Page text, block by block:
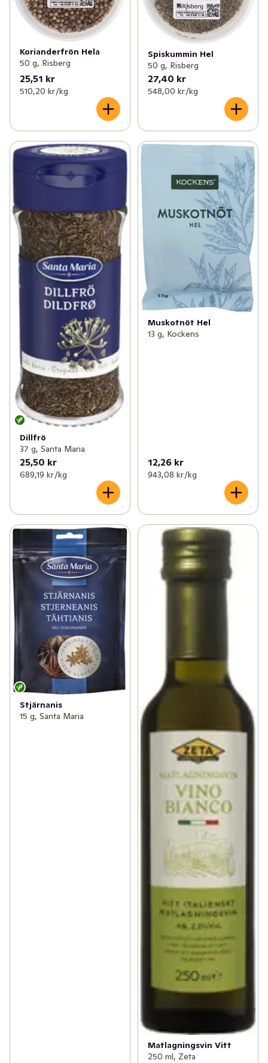
Korianderfrön Hela
50 g, Risberg
25,51 kr
510,20 kr /kg
Spiskummin Hel
50 g, Risberg
27,40 kr
548,00 kr /kg
Dillfrö
37 g, Santa Maria
25,50 kr
689,19 kr /kg
Muskotnöt Hel
13 g, Kockens
12,26 kr
943,08 kr /kg
Stjärnanis
15 g, Santa Maria
Matlagningsvin Vitt
250 ml, Zeta